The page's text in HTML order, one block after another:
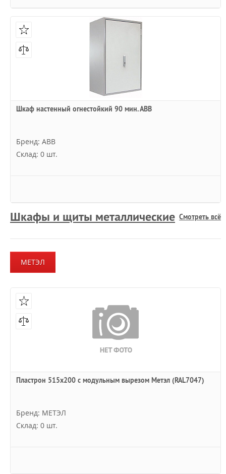
Шкаф настенный огнестойкий 90 мин. АВВ
Бренд: ABB
Склад: 0 шт.
Шкафы и щиты металлические Смотреть всё
МЕТЭЛ
Пластрон 515x200 с модульным вырезом Метэл (RAL7047)
Бренд: МЕТЭЛ
Склад: 0 шт.